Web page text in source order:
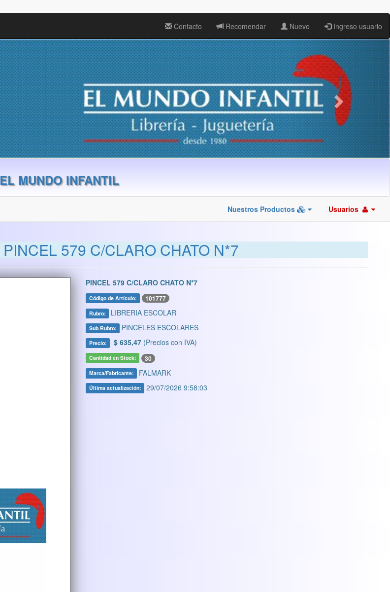
Contacto Recomendar Nuevo Ingreso usuario
EL MUNDO INFANTIL
Nuestros Productos Usuarios
PINCEL 579 C/CLARO CHATO N*7
PINCEL 579 C/CLARO CHATO N*7
Código de Artículo: 101777
Rubro: LIBRERIA ESCOLAR
Sub Rubro: PINCELES ESCOLARES
Precio: $ 635,47 (Precios con IVA)
Cantidad en Stock: 30
Marca/Fabricante: FALMARK
Última actualización: 29/07/2026 9:58:03